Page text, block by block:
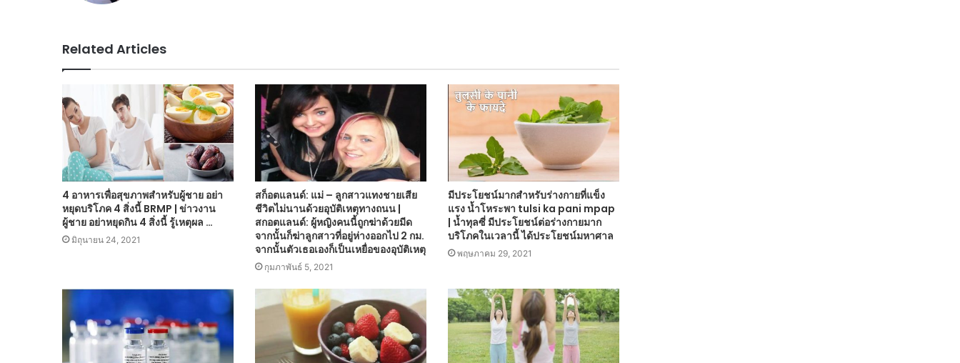
Related Articles
4 อาหารเพื่อสุขภาพสำหรับผู้ชาย อย่า
หยุดบริโภค 4 สิ่งนี้ BRMP | ข่าวงาน
ผู้ชาย อย่าหยุดกิน 4 สิ่งนี้ รู้เหตุผล …
มิถุนายน 24, 2021
สก็อตแลนด์: แม่ – ลูกสาวแทงชายเสีย
ชีวิตไม่นานด้วยอุบัติเหตุทางถนน |
สกอตแลนด์: ผู้หญิงคนนี้ถูกฆ่าด้วยมีด
จากนั้นก็ฆ่าลูกสาวที่อยู่ห่างออกไป 2 กม.
จากนั้นตัวเธอเองก็เป็นเหยื่อของอุบัติเหตุ
กุมภาพันธ์ 5, 2021
มีประโยชน์มากสำหรับร่างกายที่แข็ง
แรง น้ำโหระพา tulsi ka pani mpap
| น้ำทุลซี่ มีประโยชน์ต่อร่างกายมาก
บริโภคในเวลานี้ ได้ประโยชน์มหาศาล
พฤษภาคม 29, 2021